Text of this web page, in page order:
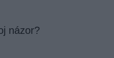
názor?